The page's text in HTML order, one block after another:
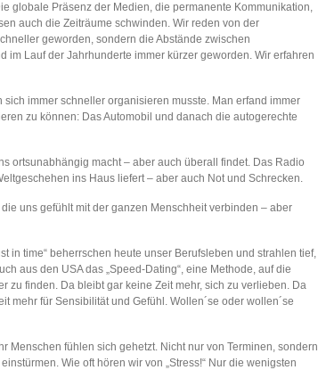
globale Präsenz der Medien, die permanente Kommunikation,
auch die Zeiträume schwinden. Wir reden von der
geworden, sondern die Abstände zwischen
im Lauf der Jahrhunderte immer kürzer geworden. Wir erfahren
sich immer schneller organisieren musste. Man erfand immer
zu können: Das Automobil und danach die autogerechte
ortsunabhängig macht – aber auch überall findet. Das Radio
ins Haus liefert – aber auch Not und Schrecken.
uns gefühlt mit der ganzen Menschheit verbinden – aber
in time“ beherrschen heute unser Berufsleben und strahlen tief,
aus den USA das „Speed-Dating“, eine Methode, auf die
zu finden. Da bleibt gar keine Zeit mehr, sich zu verlieben. Da
mehr für Sensibilität und Gefühl. Wollen´se oder wollen´se
Menschen fühlen sich gehetzt. Nicht nur von Terminen, sondern
Wie oft hören wir von „Stress!“ Nur die wenigsten